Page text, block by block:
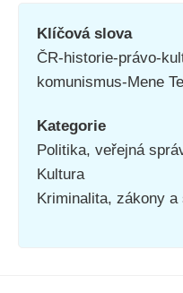
Klíčová slova
ČR-historie-právo-
komunismus-Mene
Kategorie
Politika, veřejná
Kultura
Kriminalita, zákony a